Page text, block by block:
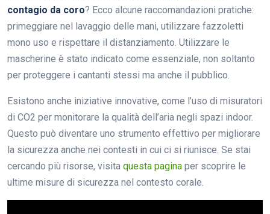
contagio da coro? Ecco alcune raccomandazioni pratiche:
primeggiare nel lavaggio delle mani, utilizzare fazzoletti
mono uso e rispettare il distanziamento. Utilizzare le
mascherine è stato indicato come essenziale, non soltanto
per proteggere i cantanti stessi ma anche il pubblico.
Esistono anche iniziative innovative, come l’uso di misuratori
di CO2 per monitorare la qualità dell’aria negli spazi indoor.
Questo può diventare uno strumento effettivo per migliorare
la sicurezza anche nei contesti in cui ci si riunisce. Se stai
cercando più risorse, visita questa pagina per scoprire le
ultime misure di sicurezza nel contesto corale.